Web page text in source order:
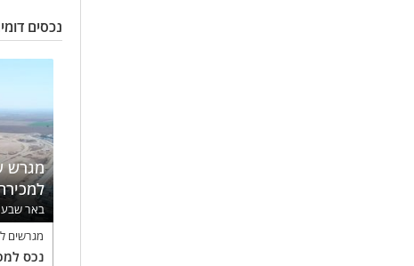
נכסים
מגרש
באר שבע
מגרשים
נכס